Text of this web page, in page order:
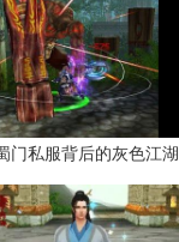
门私服背后的灰色江湖